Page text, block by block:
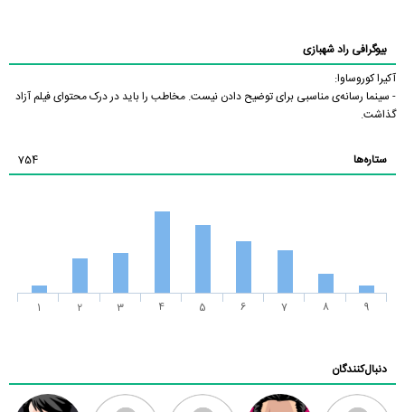
بیوگرافی راد شهبازی
آکیرا کوروساوا:
- سینما رسانه‌ی مناسبی برای توضیح دادن نیست. مخاطب را باید در درک محتوای فیلم آزاد
گذاشت.
ستاره‌ها 754
1 2 3 4 5 6 7 8 9
دنبال‌کنندگان